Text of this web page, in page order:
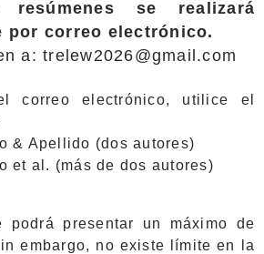
se realizará
por correo electrónico.
a: trelew2026@gmail.com
correo electrónico, utilice el
& Apellido (dos autores)
et al. (más de dos autores)
podrá presentar un máximo de
embargo, no existe límite en la